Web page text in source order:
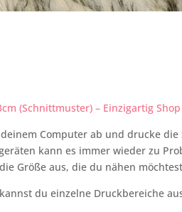
(Schnittmuster) – Einzigartig Shop
Computer ab und drucke die
kann es immer wieder zu
Größe aus, die du nähen
du einzelne Druckbereiche